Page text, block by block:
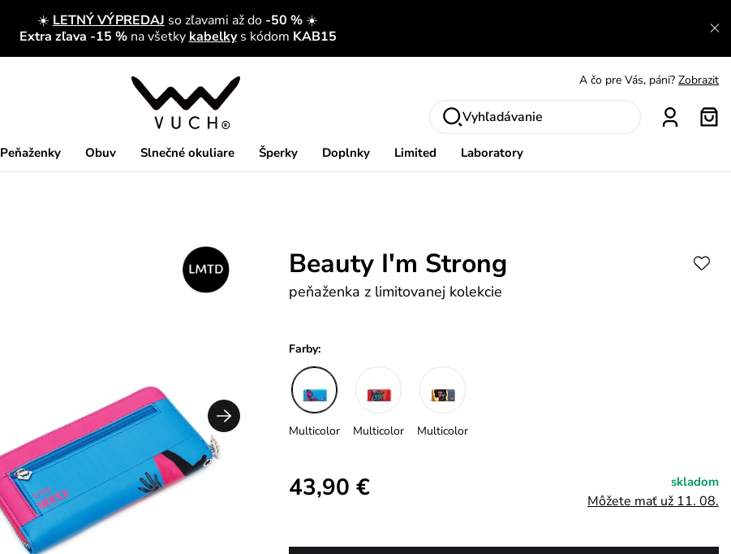
☀️ LETNÝ VÝPREDAJ so zľavami až do -50 % ☀️
Extra zľava -15 %na všetky kabelkys kódom KAB15
Peňaženky Obuv Slnečné okuliare Šperky Doplnky Limited Laboratory
A čo pre Vás, páni? Zobrazit
S čím chybu neurobíš? Pozri
Výmena a vrátenie zadarmo Zobraziť
Vyhľadávanie
Beauty I'm Strong
peňaženka z limitovanej kolekcie
Farby:
Multicolor Multicolor Multicolor
43,90 € skladom
Môžete mať už 11. 08.